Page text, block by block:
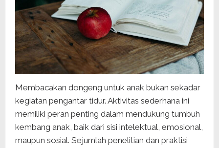
Membacakan dongeng untuk anak bukan sekadar
kegiatan pengantar tidur. Aktivitas sederhana ini
memiliki peran penting dalam mendukung tumbuh
kembang anak, baik dari sisi intelektual, emosional,
maupun sosial. Sejumlah penelitian dan praktisi